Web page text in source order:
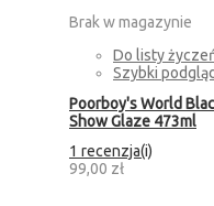
Brak w magazynie
Do listy
Szybki podgląd
Poorboy's World
Show Glaze 473ml
1 recenzja(i)
99,00 zł